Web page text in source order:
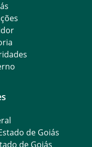
de Goiás
de Goiás